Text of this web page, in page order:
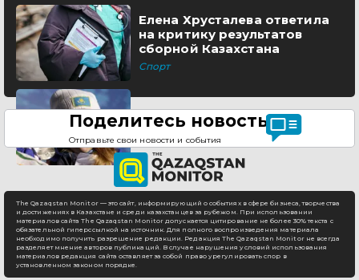
Елена Хрусталева ответила
на критику результатов
сборной Казахстана
Спорт
Поделитесь новостью
Отправьте свои новости и события
The Qazaqstan Monitor — это сайт, информирующий о событиях в сфере бизнеса, творчества
и достижениях в Казахстане и среди казахстанцев за рубежом. При использовании
материалов сайта The Qazaqstan Monitor допускается цитирование не более 30% текста с
обязательной гиперссылкой на источник. Для полного воспроизведения материала
необходимо получить разрешение редакции. Редакция The Qazaqstan Monitor не всегда
разделяет мнение авторов публикаций. В случае нарушения условий использования
материалов редакция сайта оставляет за собой право урегулировать спор в
установленном законом порядке.